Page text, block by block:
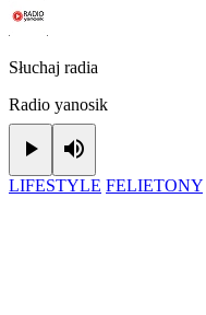
Słuchaj radia
Radio yanosik
Play
LIFESTYLE FELIETONY